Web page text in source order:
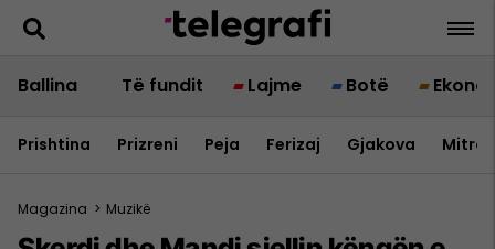
Ballina Të fundit Lajme Botë
Prishtina Prizreni Peja Ferizaj Gjakova
Magazina > Muzikë